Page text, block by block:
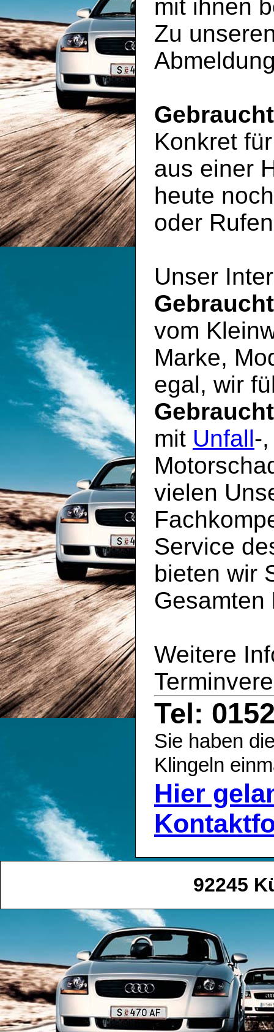
mit ihnen
Zu
Konkret
aus einer
heute
oder
Unser
vom
Marke,
egal, wir
mit Unfall-
vielen
Service
bieten wir
Gesamten
Weitere
Tel:
Sie haben
Klingeln
Hier
92245